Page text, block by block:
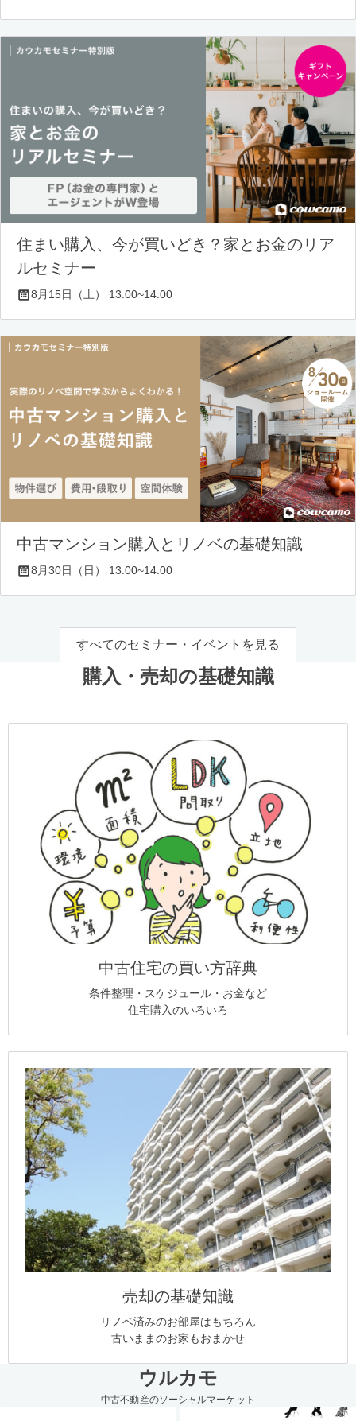
住まい購入、今が買いどき？家とお金のリア
ルセミナー
8月15日（土） 13:00~14:00
中古マンション購入とリノベの基礎知識
8月30日（日） 13:00~14:00
すべてのセミナー・イベントを見る
購入・売却の基礎知識
中古住宅の買い方辞典
条件整理・スケジュール・お金など
住宅購入のいろいろ
売却の基礎知識
リノベ済みのお部屋はもちろん
古いままのお家もおまかせ
ウルカモ
中古不動産のソーシャルマーケット